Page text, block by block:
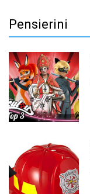
Pensierini